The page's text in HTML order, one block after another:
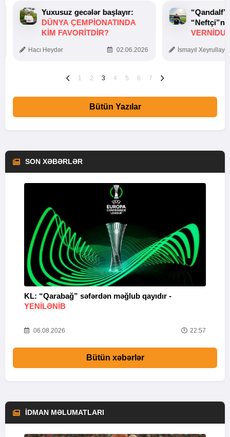
Yuxusuz gecələr başlayır:
DÜNYA ÇEMPIONATINDA
KIM FAVORITDIR?
Hacı Heydər 02.06.2026 İsmayıl
1 2 3 4 5 6 7
Bütün Yazılar
SON XƏBƏRLƏR
KL: “Qarabağ” səfərdən məğlub qayıdır -
YENİLƏNİB
06.08.2026 22:57
Bütün xəbərlər
İDMAN MƏLUMATLARI